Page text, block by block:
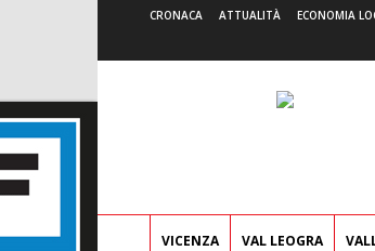
CRONACA ATTUALITÀ ECONOMIA
VICENZA VAL LEOGRA